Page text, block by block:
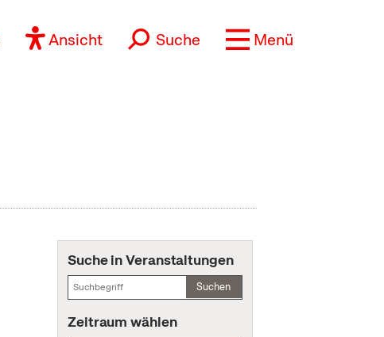
Ansicht Suche Menü
Suche in Veranstaltungen
Suchen
Zeitraum wählen